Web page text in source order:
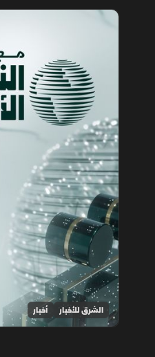
مع الشرق الأوسط
الشرق للأخبار أخبار